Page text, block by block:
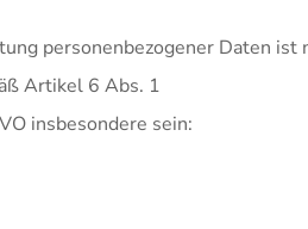
personenbezogener Daten
Artikel 6 Abs. 1
insbesondere sein: